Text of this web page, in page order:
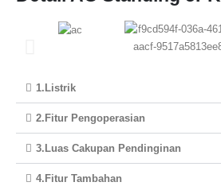
1.Listrik
2.Fitur Pengoperasian
3.Luas Cakupan Pendinginan
4.Fitur Tambahan